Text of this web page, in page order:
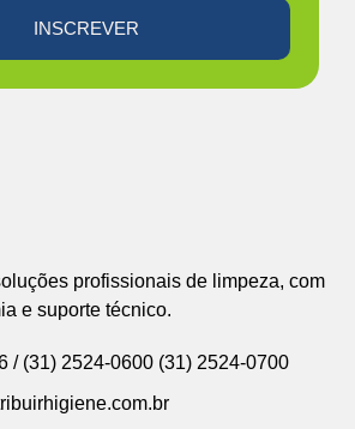
INSCREVER
profissionais de limpeza, com
e suporte técnico.
/ (31) 2524-0600 (31) 2524-0700